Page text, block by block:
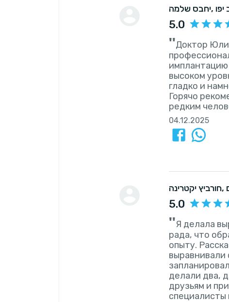
יחבס שלמה יפו
5.0
''Доктор
имплантацию
высоком
гладко и
Горячо
редким
04.12.2025
חורביץ יקטרינה
5.0
''Я делала
рада, что
опыту.
выравнивали
делали два,
друзьям и
специалисты